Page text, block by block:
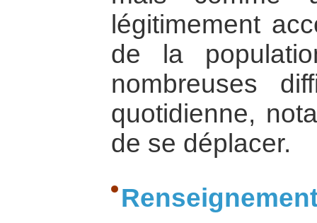
légitimement
de la
nombreuses
quotidienne,
de se déplacer.